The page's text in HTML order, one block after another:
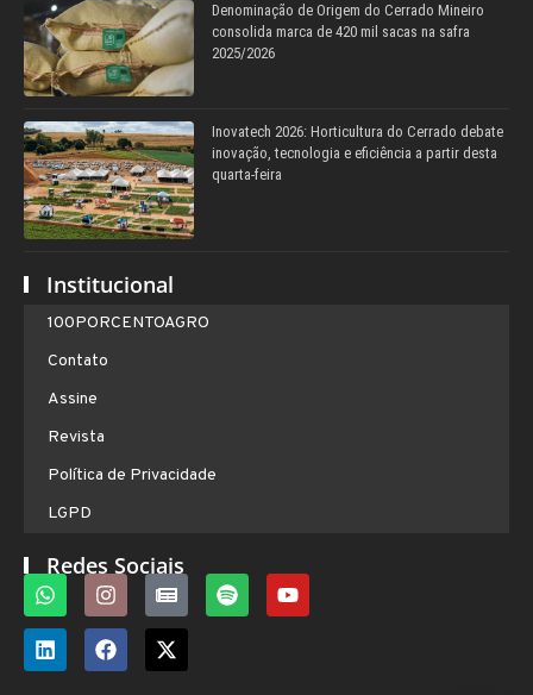
Denominação de Origem do Cerrado Mineiro
consolida marca de 420 mil sacas na safra
2025/2026
Inovatech 2026: Horticultura do Cerrado debate
inovação, tecnologia e eficiência a partir desta
quarta-feira
Institucional
100PORCENTOAGRO
Contato
Assine
Revista
Política de Privacidade
LGPD
Redes Sociais